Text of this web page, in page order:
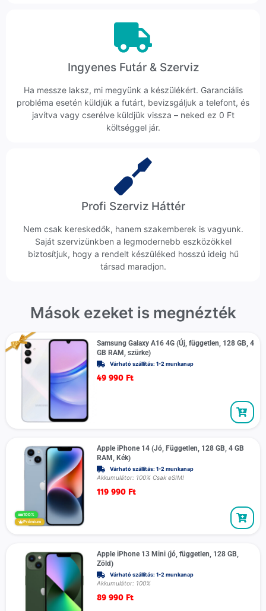
Ingyenes Futár & Szerviz
Ha messze laksz, mi megyünk a készülékért. Garanciális
probléma esetén küldjük a futárt, bevizsgáljuk a telefont, és
javítva vagy cserélve küldjük vissza – neked ez 0 Ft
költséggel jár.
Profi Szerviz Háttér
Nem csak kereskedők, hanem szakemberek is vagyunk.
Saját szervizünkben a legmodernebb eszközökkel
biztosítjuk, hogy a rendelt készüléked hosszú ideig hű
társad maradjon.
Mások ezeket is megnézték
Samsung Galaxy A16 4G (Új, független, 128 GB, 4
GB RAM, szürke)
Várható szállítás: 1-2 munkanap
49 990 Ft
100%
Prémium
Apple iPhone 14 (Jó, Független, 128 GB, 4 GB
RAM, Kék)
Várható szállítás: 1-2 munkanap
Akkumulátor: 100% Csak eSIM!
119 990 Ft
Apple iPhone 13 Mini (jó, független, 128 GB,
Zöld)
Várható szállítás: 1-2 munkanap
Akkumulátor: 100%
89 990 Ft